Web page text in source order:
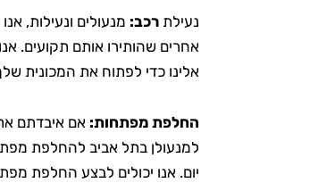
נעילתרכב: מנעולים ונעילות,
אחרים שהותירו אותם תקועים.
אלינו כדי לפתוח את המכונית
החלפת מפתחות: אם איבדתם
למנעולן בתל אביב להחלפת
יום. אנו יכולים לבצע החלפת